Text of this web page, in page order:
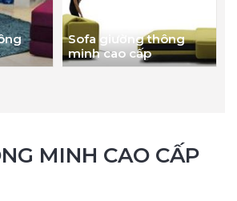
Sofa giường thông
minh cao cấp
MINH CAO CẤP